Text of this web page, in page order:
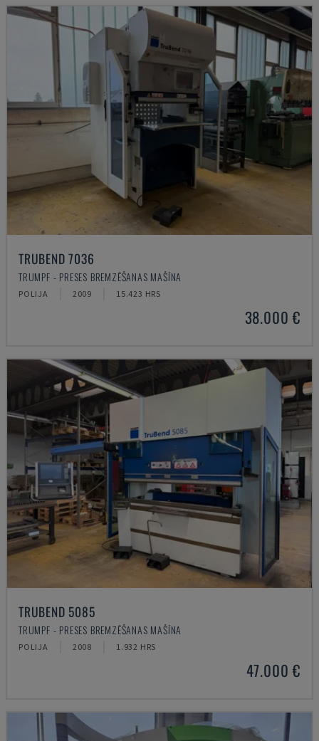
TRUBEND 7036
TRUMPF - PRESES BREMZĒŠANAS MAŠĪNA
POLIJA 2009 15.423 HRS
38.000 €
TRUBEND 5085
TRUMPF - PRESES BREMZĒŠANAS MAŠĪNA
POLIJA 2008 1.932 HRS
47.000 €